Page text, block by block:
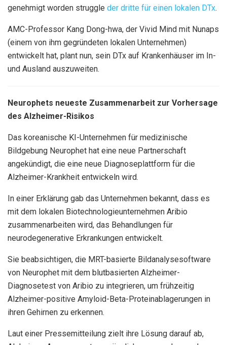
genehmigt worden struggle der dritte für einen lokalen DTx.
AMC-Professor Kang Dong-hwa, der Vivid Mind mit Nunaps
(einem von ihm gegründeten lokalen Unternehmen)
entwickelt hat, plant nun, sein DTx auf Krankenhäuser im In-
und Ausland auszuweiten.
Neurophets neueste Zusammenarbeit zur Vorhersage
des Alzheimer-Risikos
Das koreanische KI-Unternehmen für medizinische
Bildgebung Neurophet hat eine neue Partnerschaft
angekündigt, die eine neue Diagnoseplattform für die
Alzheimer-Krankheit entwickeln wird.
In einer Erklärung gab das Unternehmen bekannt, dass es
mit dem lokalen Biotechnologieunternehmen Aribio
zusammenarbeiten wird, das Behandlungen für
neurodegenerative Erkrankungen entwickelt.
Sie beabsichtigen, die MRT-basierte Bildanalysesoftware
von Neurophet mit dem blutbasierten Alzheimer-
Diagnosetest von Aribio zu integrieren, um frühzeitig
Alzheimer-positive Amyloid-Beta-Proteinablagerungen in
ihren Gehirnen zu erkennen.
Laut einer Pressemitteilung zielt ihre Lösung darauf ab,